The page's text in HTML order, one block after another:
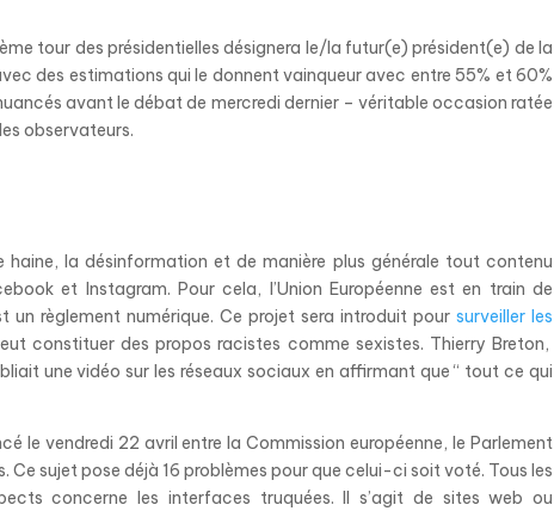
tour des présidentielles désignera le/la futur(e) président(e) de la
des estimations qui le donnent vainqueur avec entre 55% et 60%
avant le débat de mercredi dernier – véritable occasion ratée
observateurs.
haine, la désinformation et de manière plus générale tout contenu
et Instagram. Pour cela, l’Union Européenne est en train de
un règlement numérique. Ce projet sera introduit pour surveiller les
constituer des propos racistes comme sexistes. Thierry Breton,
une vidéo sur les réseaux sociaux en affirmant que “ tout ce qui
le vendredi 22 avril entre la Commission européenne, le Parlement
Ce sujet pose déjà 16 problèmes pour que celui-ci soit voté. Tous les
concerne les interfaces truquées. Il s’agit de sites web ou